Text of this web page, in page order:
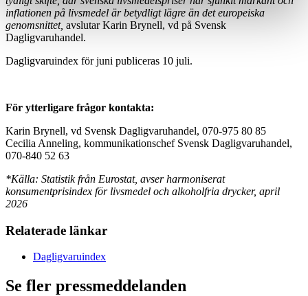
inflationen på livsmedel är betydligt lägre än det europeiska
genomsnittet, avslutar Karin Brynell, vd på Svensk
Dagligvaruhandel.
Dagligvaruindex för juni publiceras 10 juli.
För ytterligare frågor kontakta:
Karin Brynell, vd Svensk Dagligvaruhandel, 070-975 80 85
Cecilia Anneling, kommunikationschef Svensk Dagligvaruhandel,
070-840 52 63
*Källa: Statistik från Eurostat, avser harmoniserat
konsumentprisindex för livsmedel och alkoholfria drycker, april
2026
Relaterade länkar
Dagligvaruindex
Se fler pressmeddelanden